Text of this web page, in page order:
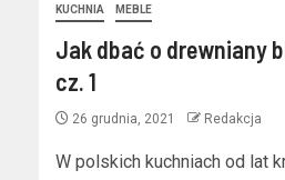
KUCHNIA MEBLE
Jak dbać o drewniany
cz. 1
26 grudnia, 2021 Redakcja
W polskich kuchniach od lat